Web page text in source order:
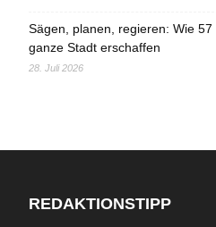
Sägen, planen, regieren: Wie
ganze Stadt erschaffen
28. Juli 2026
REDAKTIONSTIPP